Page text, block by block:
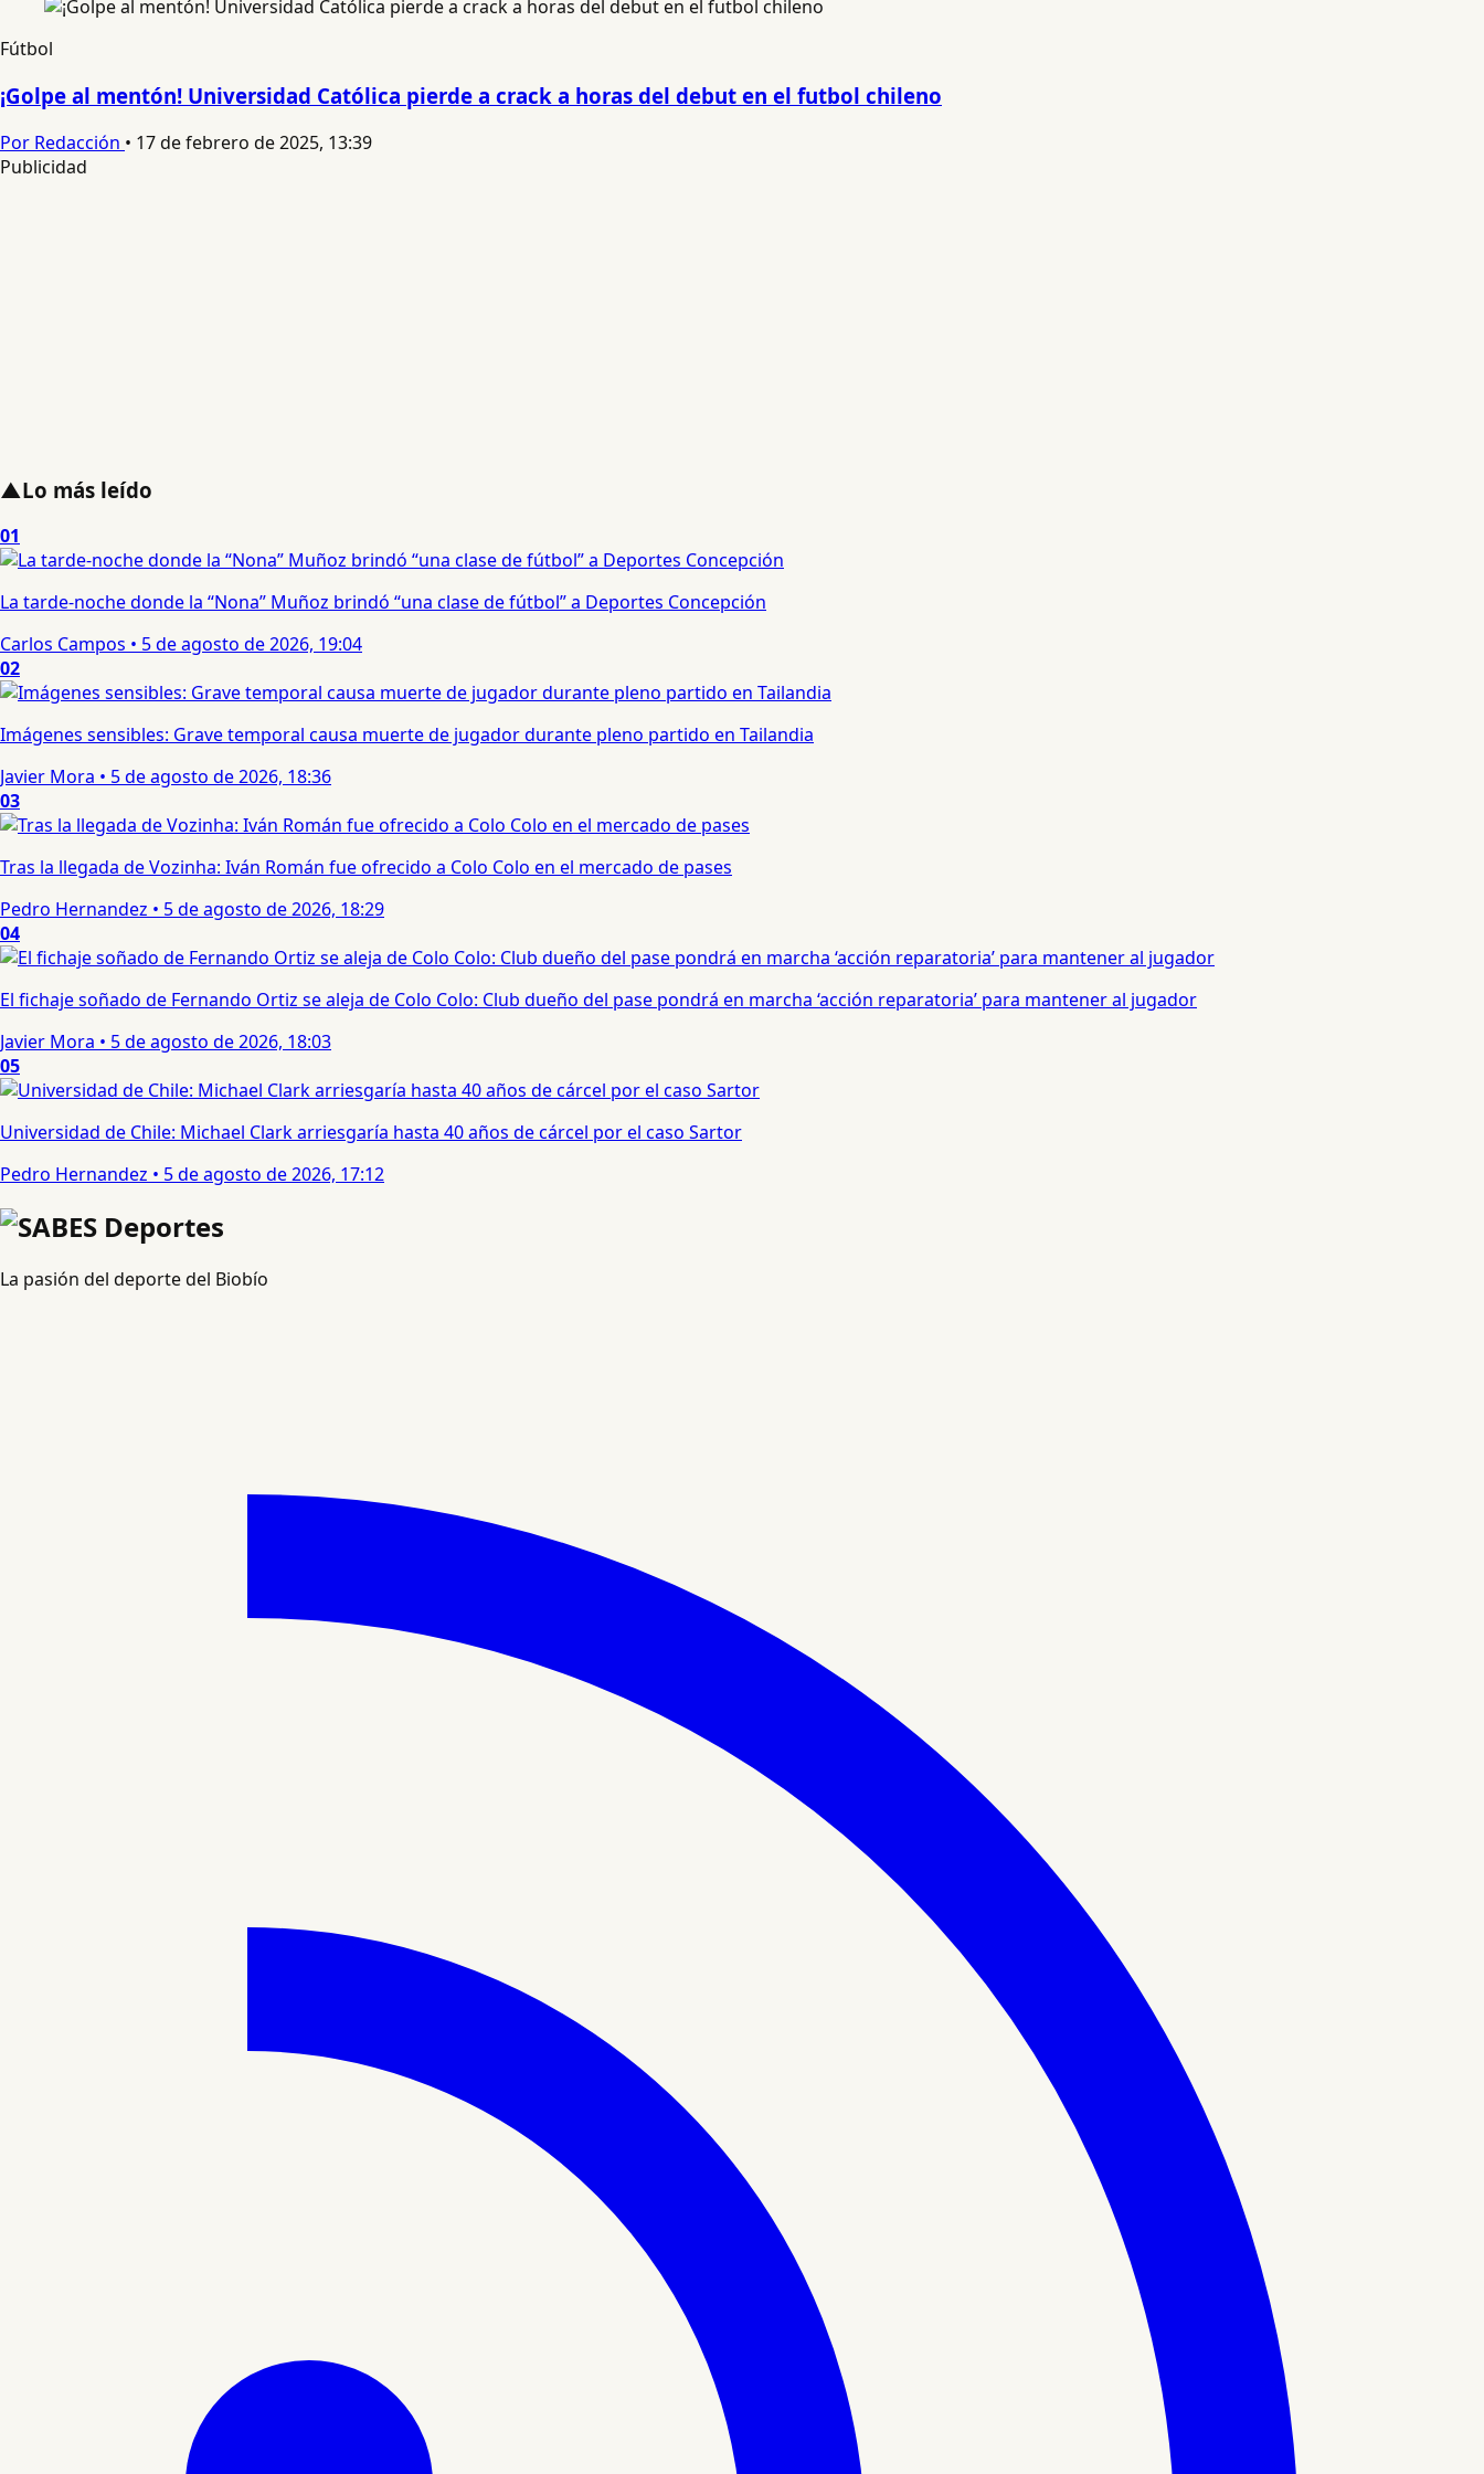
Fútbol
¡Golpe al mentón! Universidad Católica pierde a crack a horas del debut en el futbol chileno
Por Redacción • 17 de febrero de 2025, 13:39
Publicidad
▲Lo más leído
01
La tarde-noche donde la “Nona” Muñoz brindó “una clase de fútbol” a Deportes Concepción
Carlos Campos • 5 de agosto de 2026, 19:04
02
Imágenes sensibles: Grave temporal causa muerte de jugador durante pleno partido en Tailandia
Javier Mora • 5 de agosto de 2026, 18:36
03
Tras la llegada de Vozinha: Iván Román fue ofrecido a Colo Colo en el mercado de pases
Pedro Hernandez • 5 de agosto de 2026, 18:29
04
El fichaje soñado de Fernando Ortiz se aleja de Colo Colo: Club dueño del pase pondrá en marcha ‘acción reparatoria’ para mantener al jugador
Javier Mora • 5 de agosto de 2026, 18:03
05
Universidad de Chile: Michael Clark arriesgaría hasta 40 años de cárcel por el caso Sartor
Pedro Hernandez • 5 de agosto de 2026, 17:12
La pasión del deporte del Biobío